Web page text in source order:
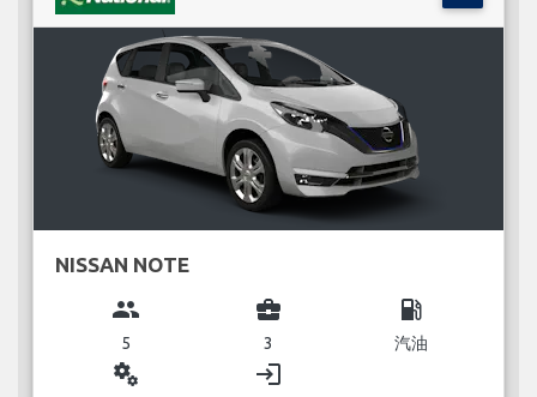
NISSAN NOTE
group
5
business_center
3
local_gas_station
汽油
miscellaneous_services login